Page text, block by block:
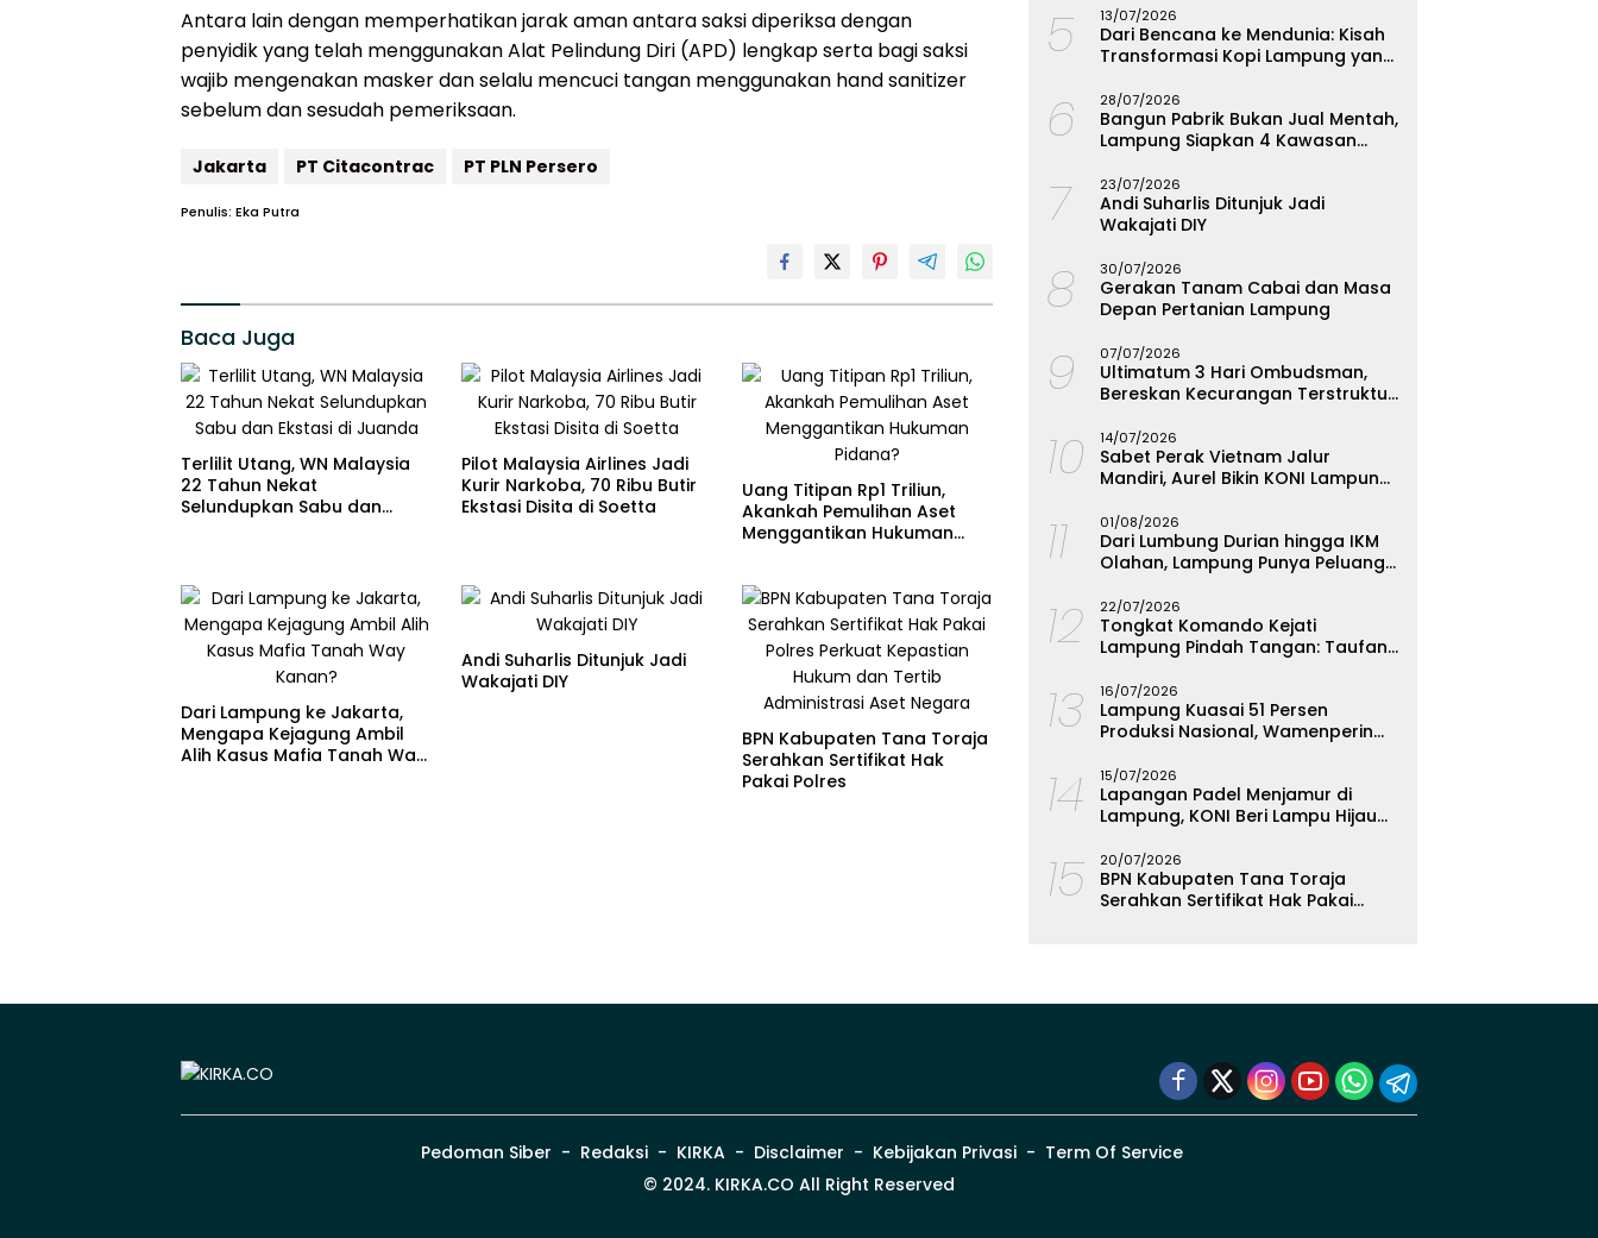
Antara lain dengan memperhatikan jarak aman antara saksi diperiksa dengan
penyidik yang telah menggunakan Alat Pelindung Diri (APD) lengkap serta bagi saksi
wajib mengenakan masker dan selalu mencuci tangan menggunakan hand sanitizer
sebelum dan sesudah pemeriksaan.
Jakarta PT Citacontrac PT PLN Persero
Penulis: Eka Putra
Baca Juga
Terlilit Utang, WN Malaysia
22 Tahun Nekat
Selundupkan Sabu dan
Pilot Malaysia Airlines Jadi
Kurir Narkoba, 70 Ribu Butir
Ekstasi Disita di Soetta
Uang Titipan Rp1 Triliun,
Akankah Pemulihan Aset
Menggantikan Hukuman
Dari Lampung ke Jakarta,
Mengapa Kejagung Ambil
Alih Kasus Mafia Tanah Way
Andi Suharlis Ditunjuk Jadi
Wakajati DIY
BPN Kabupaten Tana Toraja
Serahkan Sertifikat Hak
Pakai Polres
5 13/07/2026
Dari Bencana ke Mendunia: Kisah
Transformasi Kopi Lampung yang
6 28/07/2026
Bangun Pabrik Bukan Jual Mentah,
Lampung Siapkan 4 Kawasan
7 23/07/2026
Andi Suharlis Ditunjuk Jadi
Wakajati DIY
8 30/07/2026
Gerakan Tanam Cabai dan Masa
Depan Pertanian Lampung
9 07/07/2026
Ultimatum 3 Hari Ombudsman,
Bereskan Kecurangan Terstruktur
Hadapi Hukum
10 14/07/2026
Sabet Perak Vietnam Jalur
Mandiri, Aurel Bikin KONI Lampung
11 01/08/2026
Dari Lumbung Durian hingga IKM
Olahan, Lampung Punya Peluang
12 22/07/2026
Tongkat Komando Kejati
Lampung Pindah Tangan: Taufan
Wakajati
13 16/07/2026
Lampung Kuasai 51 Persen
Produksi Nasional, Wamenperin
Olahan Singkong
14 15/07/2026
Lapangan Padel Menjamur di
Lampung, KONI Beri Lampu Hijau
15 20/07/2026
BPN Kabupaten Tana Toraja
Serahkan Sertifikat Hak Pakai
Pedoman Siber Redaksi KIRKA Disclaimer Kebijakan Privasi
Term Of Service
© 2024. KIRKA.CO All Right Reserved